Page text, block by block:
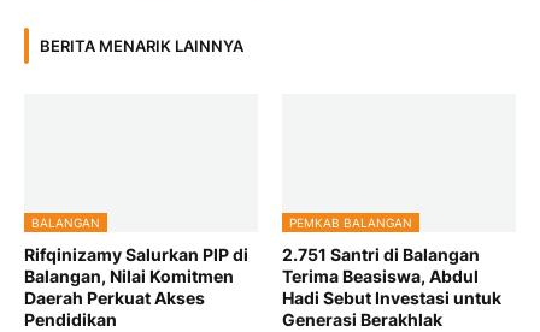
BERITA MENARIK LAINNYA
BALANGAN
Rifqinizamy Salurkan PIP di
Balangan, Nilai Komitmen
Daerah Perkuat Akses
Pendidikan
PEMKAB BALANGAN
2.751 Santri di Balangan
Terima Beasiswa, Abdul
Hadi Sebut Investasi untuk
Generasi Berakhlak